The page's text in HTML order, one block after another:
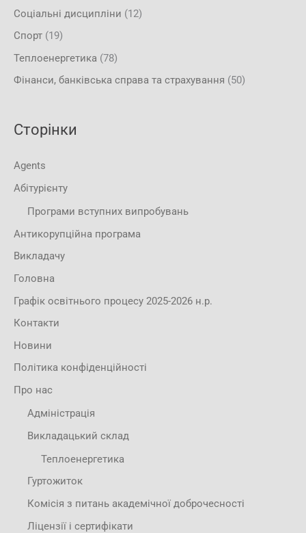
Соціальні дисципліни (12)
Спорт (19)
Теплоенергетика (78)
Фінанси, банківська справа та страхування (50)
Сторінки
Agents
Абітурієнту
Програми вступних випробувань
Антикорупційна програма
Викладачу
Головна
Графік освітнього процесу 2025-2026 н.р.
Контакти
Новини
Політика конфіденційності
Про нас
Адміністрація
Викладацький склад
Теплоенергетика
Гуртожиток
Комісія з питань академічної доброчесності
Ліцензії і сертифікати